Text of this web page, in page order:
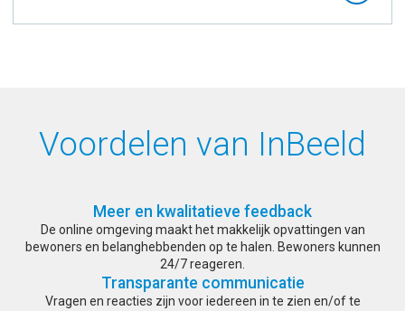
Voordelen van InBeeld
Meer en kwalitatieve feedback
De online omgeving maakt het makkelijk opvattingen van
bewoners en belanghebbenden op te halen. Bewoners kunnen
24/7 reageren.
Transparante communicatie
Vragen en reacties zijn voor iedereen in te zien en/of te